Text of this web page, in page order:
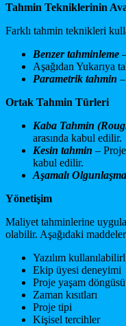
Tahmin Tekniklerinin
Farklı tahmin teknikleri
Benzer tahminleme
Aşağıdan Yukarıya
Parametrik tahmin
Ortak Tahmin Türleri
Kaba Tahmin (
arasında kabul edilir.
Kesin tahmin –
kabul edilir.
Aşamalı Olgunlaşma
Yönetişim
Maliyet tahminlerine
olabilir. Aşağıdaki
Yazılım
Ekip üyesi deneyimi
Proje yaşam döngüsü
Zaman kısıtları
Proje tipi
Kişisel tercihler